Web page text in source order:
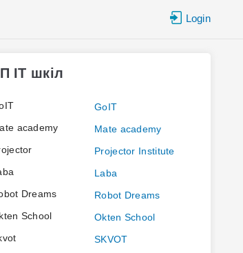
Login
IT шкіл
GoIT
Mate academy
Projector Institute
Laba
Robot Dreams
Okten School
SKVOT